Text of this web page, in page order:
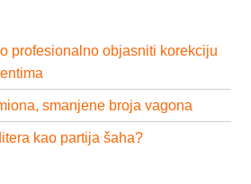
profesionalno objasniti korekciju
smanjene broja vagona
kao partija šaha?